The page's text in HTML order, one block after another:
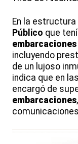
En la
Público que
embarcaciones
incluyendo
de un lujoso
indica que en
encargó de
embarcaciones
comunicaciones